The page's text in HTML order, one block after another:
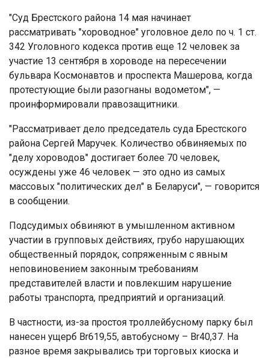
"Суд Брестского района 14 мая начинает
рассматривать "хороводное" уголовное дело по ч. 1 ст.
342 Уголовного кодекса против еще 12 человек за
участие 13 сентября в хороводе на пересечении
бульвара Космонавтов и проспекта Машерова, когда
протестующие были разогнаны водометом", —
проинформировали правозащитники.
"Рассматривает дело председатель суда Брестского
района Сергей Маручек. Количество обвиняемых по
"делу хороводов" достигает более 70 человек,
осуждены уже 46 человек — это одно из самых
массовых "политических дел" в Беларуси", — говорится
в сообщении.
Подсудимых обвиняют в умышленном активном
участии в групповых действиях, грубо нарушающих
общественный порядок, сопряженным с явным
неповиновением законным требованиям
представителей власти и повлекшим нарушение
работы транспорта, предприятий и организаций.
В частности, из-за простоя троллейбусному парку был
нанесен ущерб Br619,55, автобусному – Br40,37. На
разное время закрывались три торговых киоска и